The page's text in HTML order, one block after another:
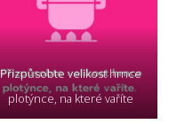
Přizpůsobte velikost hrnce
plotýnce, na které vaříte